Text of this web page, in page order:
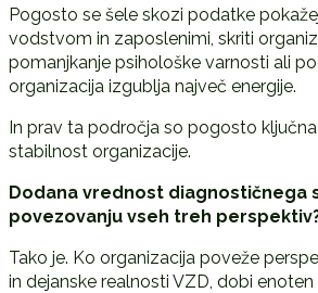
Pogosto se šele skozi podatke
vodstvom in zaposlenimi, skriti
pomanjkanje psihološke varnosti ali
organizacija izgublja največ energije.
In prav ta področja so pogosto
stabilnost organizacije.
Dodana vrednost diagnostičnega
povezovanju vseh treh
Tako je. Ko organizacija poveže
in dejanske realnosti VZD, dobi